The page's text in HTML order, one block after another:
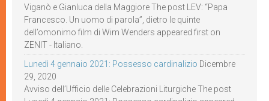
Viganò e Gianluca della Maggiore The post LEV: “Papa
Francesco. Un uomo di parola”, dietro le quinte
dell’omonimo film di Wim Wenders appeared first on
ZENIT - Italiano.
Lunedì 4 gennaio 2021: Possesso cardinalizio Dicembre
29, 2020
Avviso dell’Ufficio delle Celebrazioni Liturgiche The post